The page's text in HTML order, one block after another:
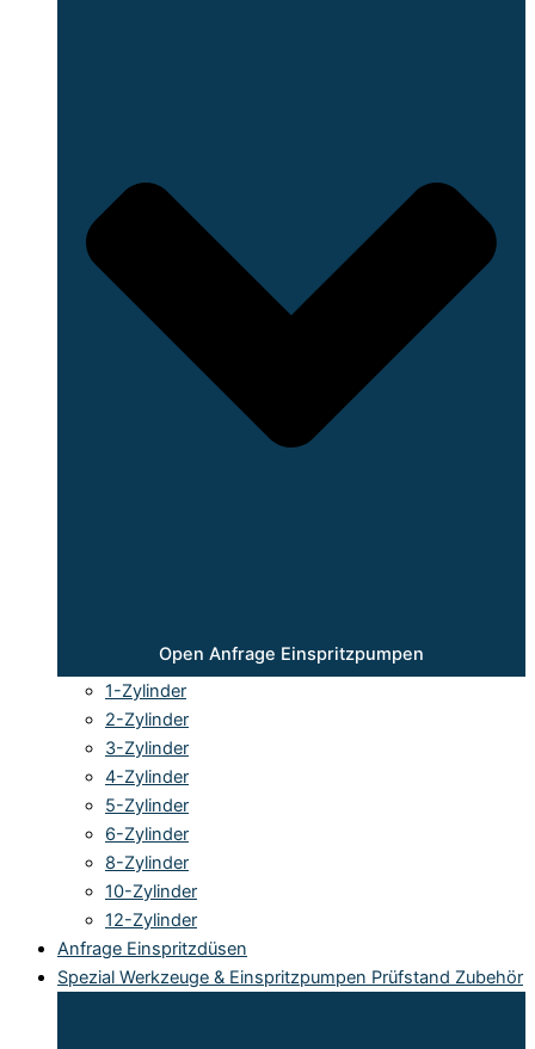
Open Anfrage Einspritzpumpen
1-Zylinder
2-Zylinder
3-Zylinder
4-Zylinder
5-Zylinder
6-Zylinder
8-Zylinder
10-Zylinder
12-Zylinder
Anfrage Einspritzdüsen
Spezial Werkzeuge & Einspritzpumpen Prüfstand Zubehör